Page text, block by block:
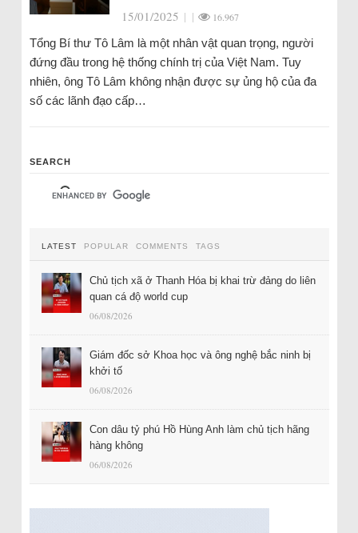
15/01/2025 | | 16.967
Tổng Bí thư Tô Lâm là một nhân vật quan trọng, người
đứng đầu trong hệ thống chính trị của Việt Nam. Tuy
nhiên, ông Tô Lâm không nhận được sự ủng hộ của đa
số các lãnh đạo cấp…
SEARCH
LATEST POPULAR COMMENTS TAGS
Chủ tịch xã ở Thanh Hóa bị khai trừ đảng do liên
quan cá độ world cup
06/08/2026
Giám đốc sở Khoa học và ông nghệ bắc ninh bị
khởi tố
06/08/2026
Con dâu tỷ phú Hồ Hùng Anh làm chủ tịch hãng
hàng không
06/08/2026